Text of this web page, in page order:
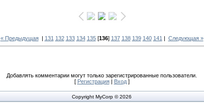
« Предыдущая| 131 132 133 134 135[136] 137 138 139 140 141 | Следующая »
Добавлять комментарии могут только зарегистрированные пользователи.
[ Регистрация| Вход]
Copyright MyCorp © 2026